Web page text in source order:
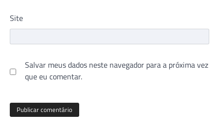
Site
Salvar meus dados neste navegador para a próxima vez
que eu comentar.